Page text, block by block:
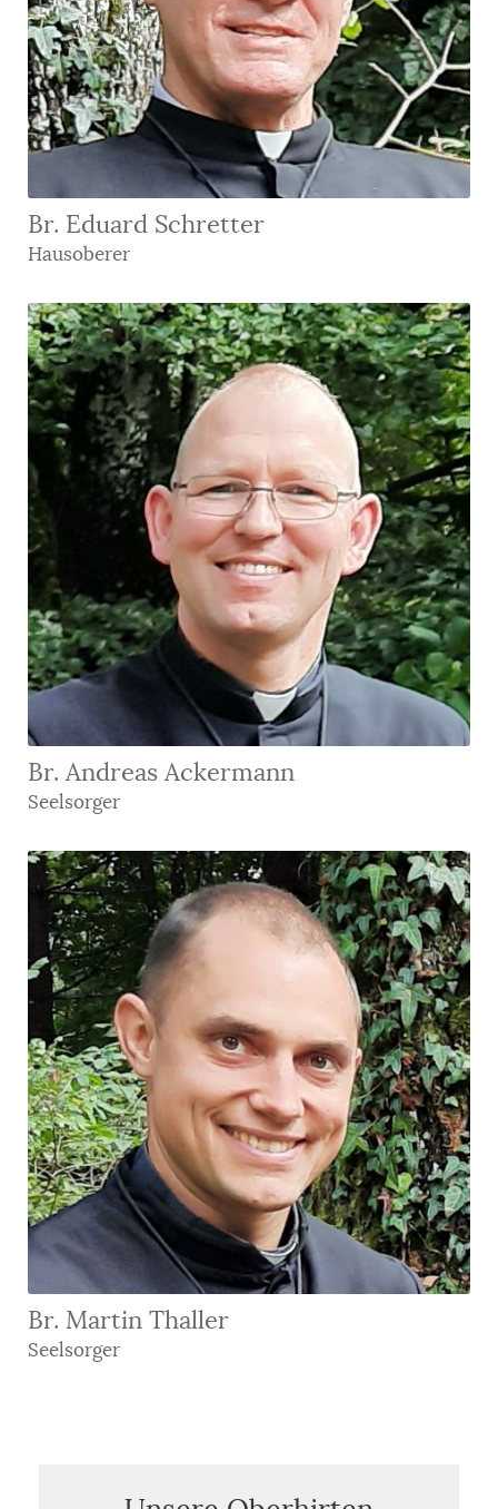
Br. Eduard Schretter
Hausoberer
Br. Andreas Ackermann
Seelsorger
Br. Martin Thaller
Seelsorger